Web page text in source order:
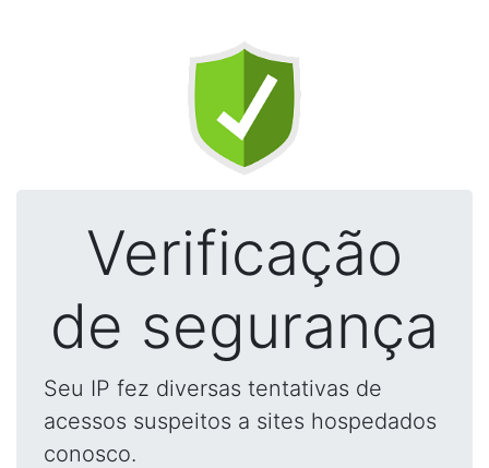
Verificação
de segurança
Seu IP fez diversas tentativas de
acessos suspeitos a sites hospedados
conosco.